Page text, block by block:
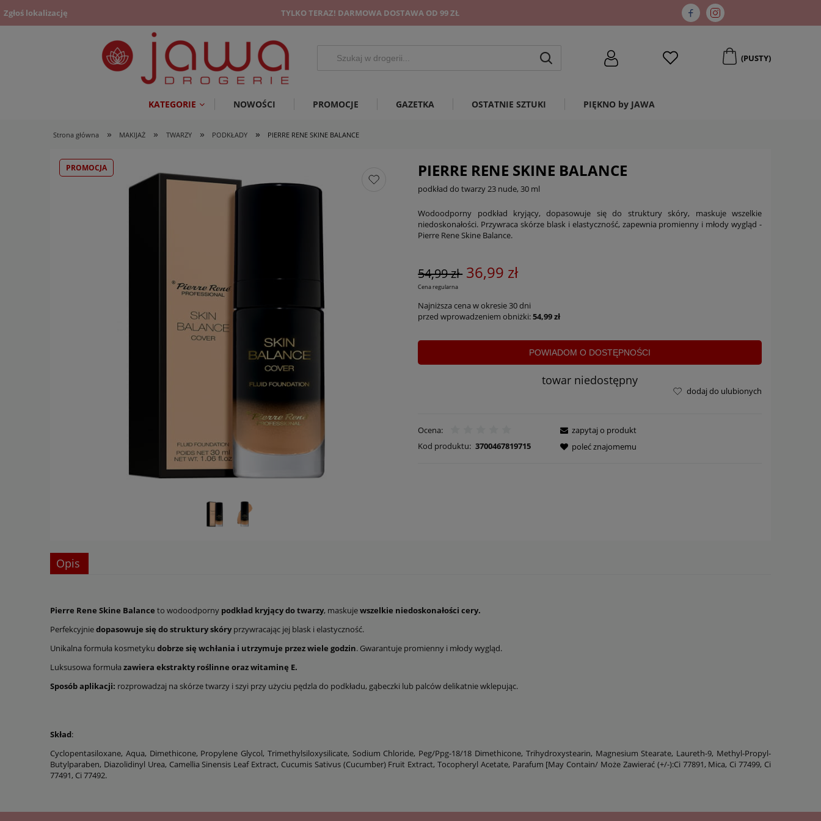
Zgłoś lokalizację TYLKO TERAZ! DARMOWA DOSTAWA OD 99 ZŁ
(PUSTY)
KATEGORIE NOWOŚCI PROMOCJE GAZETKA OSTATNIE SZTUKI PIĘKNO by JAWA
Strona główna » MAKIJAŻ » TWARZY » PODKŁADY » PIERRE RENE SKINE BALANCE
PROMOCJA PIERRE RENE SKINE BALANCE
podkład do twarzy 23 nude, 30 ml
Wodoodporny podkład kryjący, dopasowuje się do struktury skóry, maskuje wszelkie
niedoskonałości. Przywraca skórze blask i elastyczność, zapewnia promienny i młody wygląd -
Pierre Rene Skine Balance.
54,99 zł
Cena regularna
36,99 zł
Najniższa cena w okresie 30 dni
przed wprowadzeniem obniżki:54,99 zł
POWIADOM O DOSTĘPNOŚCI
towar niedostępny
dodaj do ulubionych
Ocena:
Kod produktu: 3700467819715
zapytaj o produkt
poleć znajomemu
Opis
Pierre Rene Skine Balance to wodoodporny podkład kryjący do twarzy, maskujewszelkie niedoskonałości cery.
Perfekcyjniedopasowuje się do struktury skóryprzywracając jej blask i elastyczność.
Unikalna formuła kosmetyku dobrze się wchłania i utrzymuje przez wiele godzin. Gwarantuje promienny i młody wygląd.
Luksusowa formuła zawiera ekstrakty roślinne oraz witaminę E.
Sposób aplikacji: rozprowadzaj na skórze twarzy i szyi przy użyciu pędzla do podkładu, gąbeczki lub palców delikatnie wklepując.
Skład:
Cyclopentasiloxane, Aqua, Dimethicone, Propylene Glycol, Trimethylsiloxysilicate, Sodium Chloride, Peg/Ppg-18/18 Dimethicone, Trihydroxystearin, Magnesium Stearate, Laureth-9, Methyl-Propyl-
Butylparaben, Diazolidinyl Urea, Camellia Sinensis Leaf Extract, Cucumis Sativus (Cucumber) Fruit Extract, Tocopheryl Acetate, Parafum [May Contain/ Może Zawierać (+/-):Ci 77891, Mica, Ci 77499, Ci
77491, Ci 77492.